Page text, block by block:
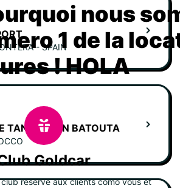
- SPAIN
TANGIER IBN BATOUTA
nous
1 de la
! HOLA
Goldcar
réservé aux clients como vous et